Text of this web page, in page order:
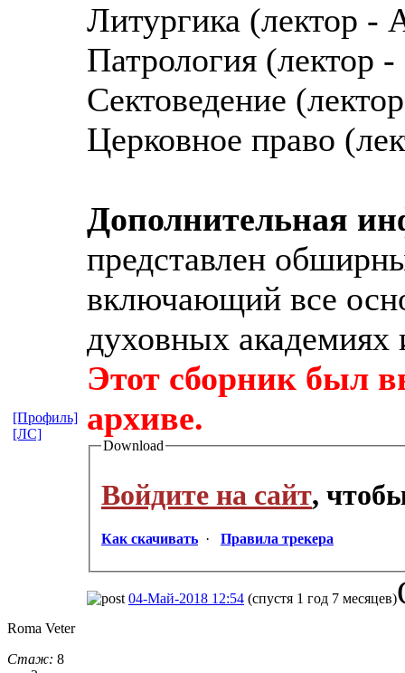
Литургика (лектор
Патрология (лектор
Сектоведение
Церковное право
Дополнительная
представлен
включающий все
духовных академиях
Этот сборник был
архиве.
Download
Войдите на сайт,
Как скачивать · Правила трекера
[Профиль]
[ЛС]
Roma Veter
Стаж: 8
04-Май-2018 12:54 (спустя 1 год 7 месяцев)